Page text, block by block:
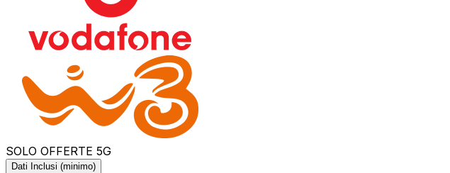
SOLO OFFERTE 5G
Dati Inclusi (minimo)